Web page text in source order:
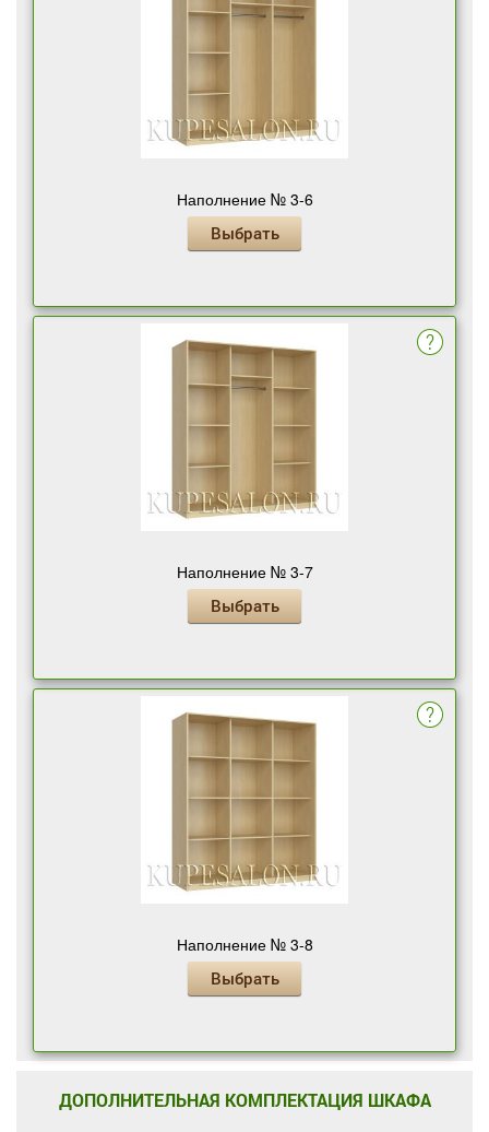
Наполнение № 3-6
Выбрать
Наполнение № 3-7
Выбрать
Наполнение № 3-8
Выбрать
ДОПОЛНИТЕЛЬНАЯ КОМПЛЕКТАЦИЯ ШКАФА